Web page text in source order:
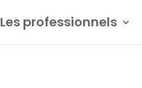
Les professionnels